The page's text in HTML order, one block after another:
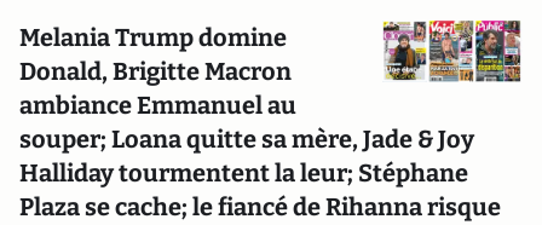
Melania Trump domine
Donald, Brigitte Macron
ambiance Emmanuel au
souper; Loana quitte sa mère, Jade & Joy
Halliday tourmentent la leur; Stéphane
Plaza se cache; le fiancé de Rihanna risque